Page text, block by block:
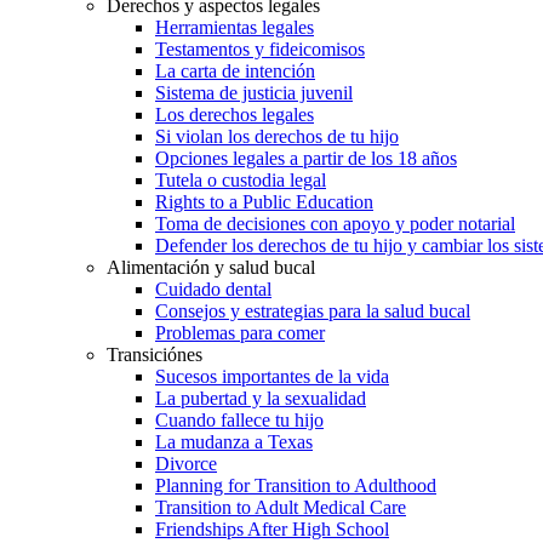
Derechos y aspectos legales
Herramientas legales
Testamentos y fideicomisos
La carta de intención
Sistema de justicia juvenil
Los derechos legales
Si violan los derechos de tu hijo
Opciones legales a partir de los 18 años
Tutela o custodia legal
Rights to a Public Education
Toma de decisiones con apoyo y poder notarial
Defender los derechos de tu hijo y cambiar los
Alimentación y salud bucal
Cuidado dental
Consejos y estrategias para la salud bucal
Problemas para comer
Transiciónes
Sucesos importantes de la vida
La pubertad y la sexualidad
Cuando fallece tu hijo
La mudanza a Texas
Divorce
Planning for Transition to Adulthood
Transition to Adult Medical Care
Friendships After High School